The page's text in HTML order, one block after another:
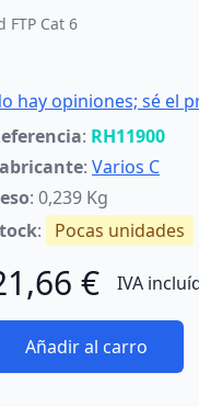
FTP Cat 6
hay opiniones; sé el
: RH11900
: Varios C
: 0,239 Kg
: Pocas unidades
€ IVA
Añadir al carro